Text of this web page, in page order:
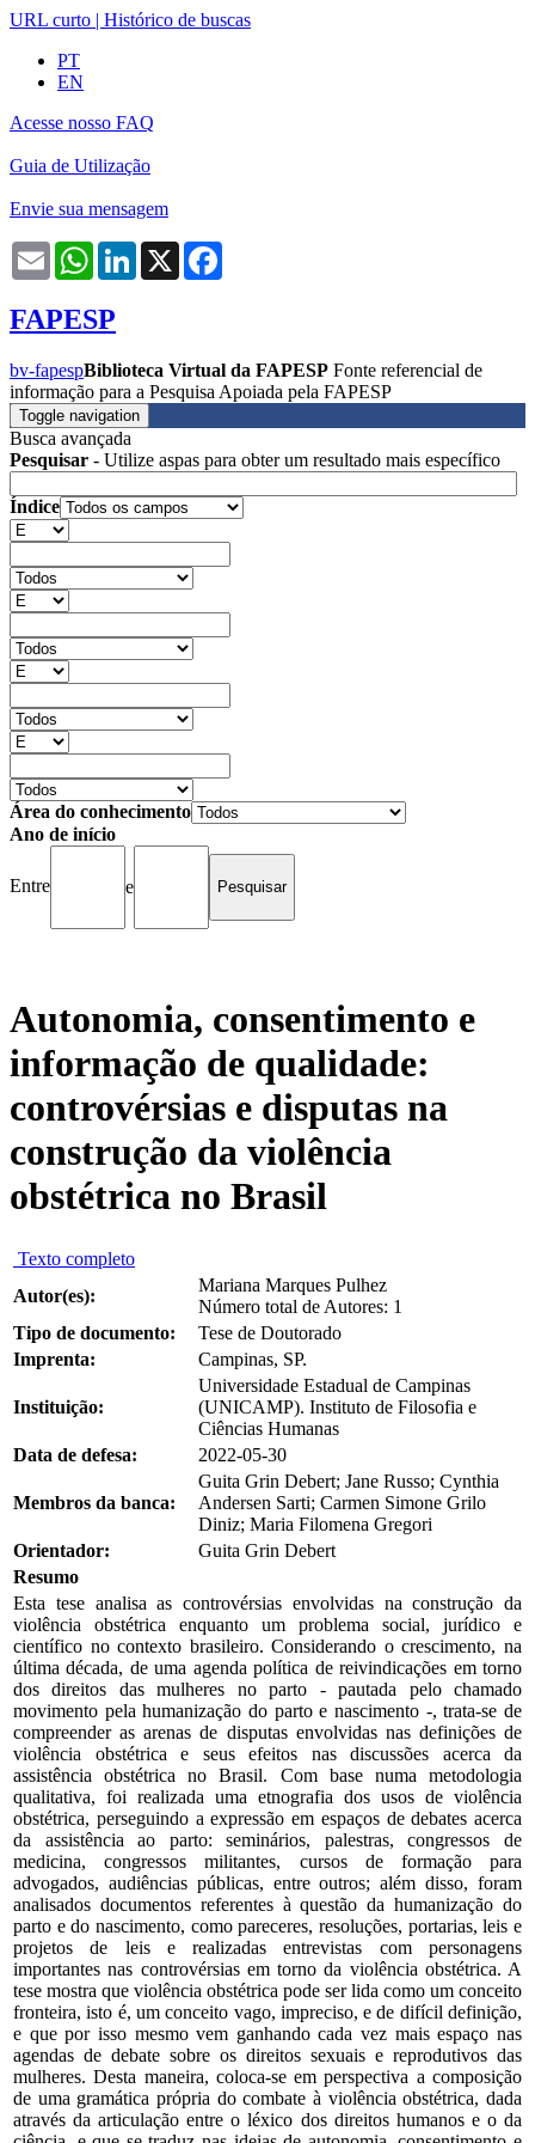
URL curto | Histórico de buscas
PT
EN
Acesse nosso FAQ
Guia de Utilização
Envie sua mensagem
Email WhatsAppLinkedIn
X
FAPESP
bv-fapespBiblioteca Virtual da FAPESP Fonte referencial de
informação para a Pesquisa Apoiada pela FAPESP
Toggle navigation
Busca avançada
Pesquisar - Utilize aspas para obter um resultado mais específico
Índice
Área do conhecimento
Ano de início
Entre e
Autonomia, consentimento e
informação de qualidade:
controvérsias e disputas na
construção da violência
obstétrica no Brasil
Texto completo
Autor(es):
Mariana Marques Pulhez
Número total de Autores: 1
Tipo de documento:
Tese de Doutorado
Imprenta:
Campinas, SP.
Instituição:
Universidade Estadual de Campinas
(UNICAMP). Instituto de Filosofia e
Ciências Humanas
Data de defesa:
2022-05-30
Membros da banca:
Guita Grin Debert; Jane Russo; Cynthia
Andersen Sarti; Carmen Simone Grilo
Diniz; Maria Filomena Gregori
Orientador:
Guita Grin Debert
Resumo
Esta tese analisa as controvérsias envolvidas na construção da
violência obstétrica enquanto um problema social, jurídico e
científico no contexto brasileiro. Considerando o crescimento, na
última década, de uma agenda política de reivindicações em torno
dos direitos das mulheres no parto - pautada pelo chamado
movimento pela humanização do parto e nascimento -, trata-se de
compreender as arenas de disputas envolvidas nas definições de
violência obstétrica e seus efeitos nas discussões acerca da
assistência obstétrica no Brasil. Com base numa metodologia
qualitativa, foi realizada uma etnografia dos usos de violência
obstétrica, perseguindo a expressão em espaços de debates acerca
da assistência ao parto: seminários, palestras, congressos de
medicina, congressos militantes, cursos de formação para
advogados, audiências públicas, entre outros; além disso, foram
analisados documentos referentes à questão da humanização do
parto e do nascimento, como pareceres, resoluções, portarias, leis e
projetos de leis e realizadas entrevistas com personagens
importantes nas controvérsias em torno da violência obstétrica. A
tese mostra que violência obstétrica pode ser lida como um conceito
fronteira, isto é, um conceito vago, impreciso, e de difícil definição,
e que por isso mesmo vem ganhando cada vez mais espaço nas
agendas de debate sobre os direitos sexuais e reprodutivos das
mulheres. Desta maneira, coloca-se em perspectiva a composição
de uma gramática própria do combate à violência obstétrica, dada
através da articulação entre o léxico dos direitos humanos e o da